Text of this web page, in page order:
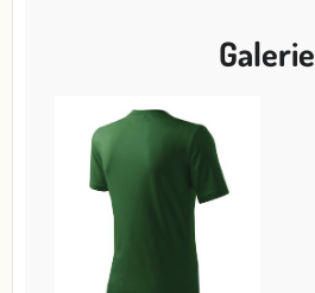
Galerie